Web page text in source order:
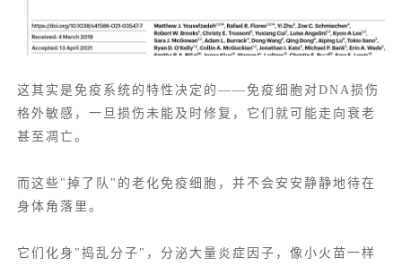
这其实是免疫系统的特性决定的——免疫细胞对DNA损伤
格外敏感，一旦损伤未能及时修复，它们就可能走向衰老
甚至凋亡。
而这些"掉了队"的老化免疫细胞，并不会安安静静地待在
身体角落里。
它们化身"捣乱分子"，分泌大量炎症因子，像小火苗一样